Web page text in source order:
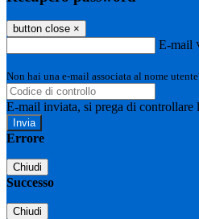
button close ×
E-mail
Non hai una e-mail associata al nome
E-mail inviata, si prega di controllare
Errore
Chiudi
Successo
Chiudi